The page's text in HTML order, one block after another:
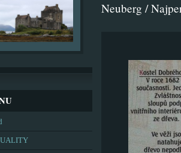
Neuberg /